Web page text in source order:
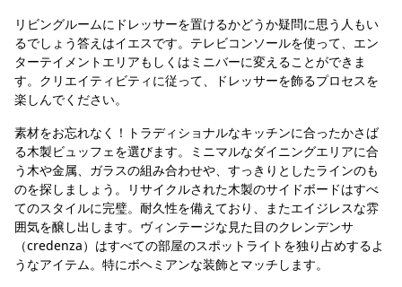
リビングルームにドレッサーを置けるかどうか疑問に思う人もい
るでしょう答えはイエスです。テレビコンソールを使って、エン
ターテイメントエリアもしくはミニバーに変えることができま
す。クリエイティビティに従って、ドレッサーを飾るプロセスを
楽しんでください。
素材をお忘れなく！トラディショナルなキッチンに合ったかさば
る木製ビュッフェを選びます。ミニマルなダイニングエリアに合
う木や金属、ガラスの組み合わせや、すっきりとしたラインのも
のを探しましょう。リサイクルされた木製のサイドボードはすべ
てのスタイルに完璧。耐久性を備えており、またエイジレスな雰
囲気を醸し出します。ヴィンテージな見た目のクレンデンサ
（credenza）はすべての部屋のスポットライトを独り占めするよ
うなアイテム。特にボヘミアンな装飾とマッチします。